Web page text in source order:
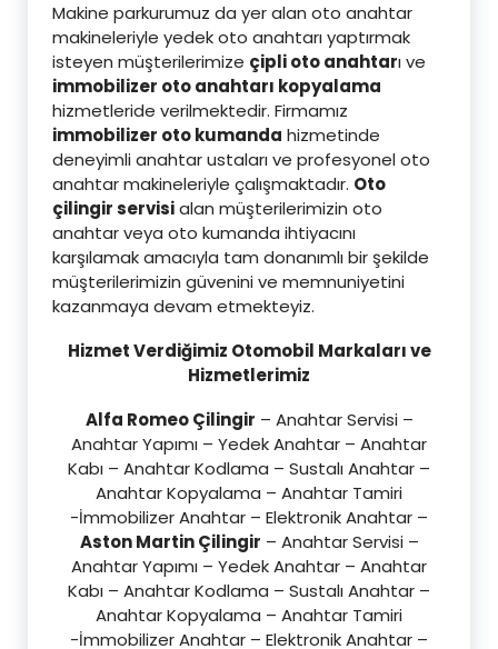
Makine parkurumuz da yer alan oto anahtar
makineleriyle yedek oto anahtarı yaptırmak
isteyen müşterilerimize çipli oto anahtarı ve
immobilizer oto anahtarı kopyalama
hizmetleride verilmektedir. Firmamız
immobilizer oto kumanda hizmetinde
deneyimli anahtar ustaları ve profesyonel oto
anahtar makineleriyle çalışmaktadır. Oto
çilingir servisialan müşterilerimizin oto
anahtar veya oto kumanda ihtiyacını
karşılamak amacıyla tam donanımlı bir şekilde
müşterilerimizin güvenini ve memnuniyetini
kazanmaya devam etmekteyiz.
Hizmet Verdiğimiz Otomobil Markaları ve
Hizmetlerimiz
Alfa Romeo Çilingir – Anahtar Servisi –
Anahtar Yapımı – Yedek Anahtar – Anahtar
Kabı – Anahtar Kodlama – Sustalı Anahtar –
Anahtar Kopyalama – Anahtar Tamiri
-İmmobilizer Anahtar – Elektronik Anahtar –
Aston Martin Çilingir – Anahtar Servisi –
Anahtar Yapımı – Yedek Anahtar – Anahtar
Kabı – Anahtar Kodlama – Sustalı Anahtar –
Anahtar Kopyalama – Anahtar Tamiri
-İmmobilizer Anahtar – Elektronik Anahtar –